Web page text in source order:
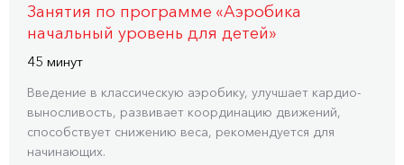
Занятия по программе «Аэробика
начальный уровень для детей»
45 минут
Введение в классическую аэробику, улучшает кардио-
выносливость, развивает координацию движений,
способствует снижению веса, рекомендуется для
начинающих.